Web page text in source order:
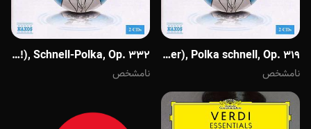
Reply - A cerulean state 08 Leichtes Blut (Light as a Feather), Polka schnell, Op. 319
نامشخص
Reply - A cerulean state Eljen a Magyar! (Hail to Hungary!), Schnell-Polka, Op. 332
نامشخص